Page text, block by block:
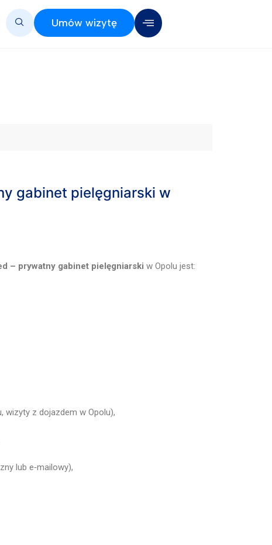
Umów wizytę
gabinet pielęgniarski w
– prywatny gabinet pielęgniarski w Opolu jest:
wizyty z dojazdem w Opolu),
lub e‑mailowy),